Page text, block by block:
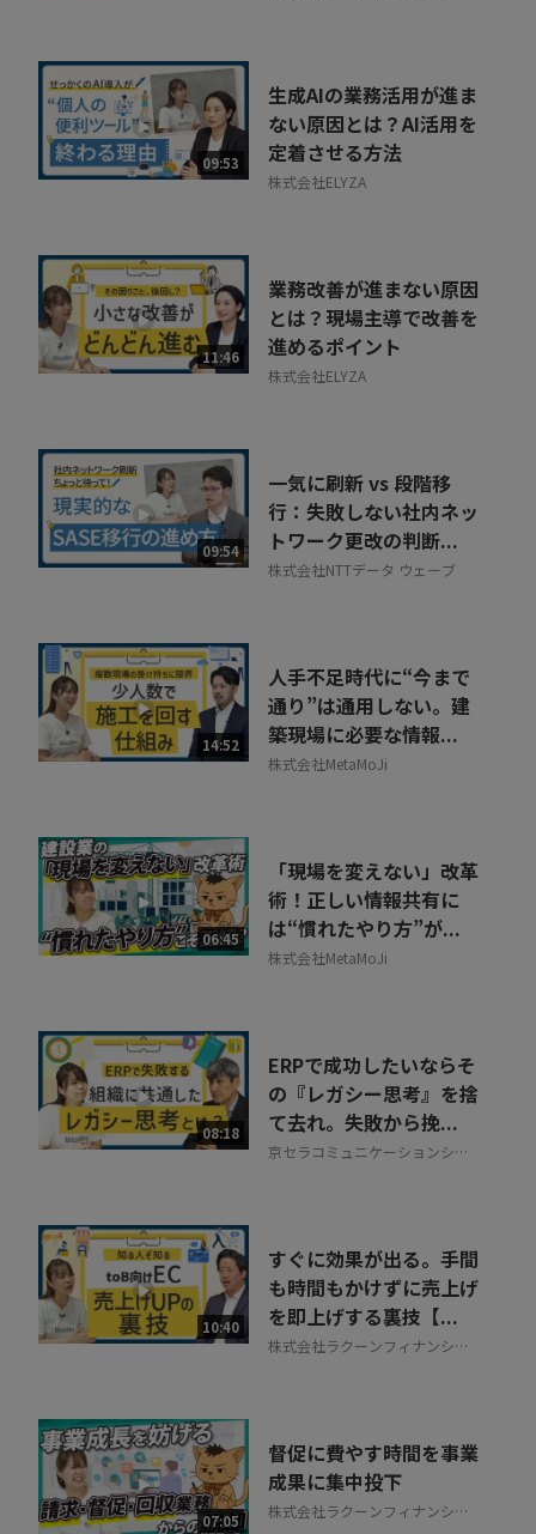
09:53
生成AIの業務活用が進ま
ない原因とは？AI活用を
定着させる方法
株式会社ELYZA
11:46
業務改善が進まない原因
とは？現場主導で改善を
進めるポイント
株式会社ELYZA
09:54
一気に刷新 vs 段階移
行：失敗しない社内ネッ
トワーク更改の判断...
株式会社NTTデータ ウェーブ
14:52
人手不足時代に“今まで
通り”は通用しない。建
築現場に必要な情報...
株式会社MetaMoJi
06:45
「現場を変えない」改革
術！正しい情報共有に
は“慣れたやり方”が...
株式会社MetaMoJi
08:18
ERPで成功したいならそ
の『レガシー思考』を捨
て去れ。失敗から挽...
京セラコミュニケーションシス
10:40
すぐに効果が出る。手間
も時間もかけずに売上げ
を即上げする裏技【...
株式会社ラクーンフィナンシャ
07:05
督促に費やす時間を事業
成果に集中投下
株式会社ラクーンフィナンシャ